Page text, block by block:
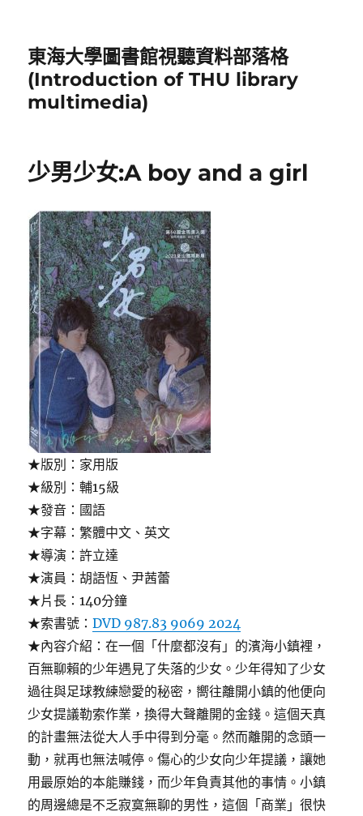
東海大學圖書館視聽資料部落格
(Introduction of THU library
multimedia)
少男少女:A boy and a girl
★版別：家用版
★級別：輔15級
★發音：國語
★字幕：繁體中文、英文
★導演：許立達
★演員：胡語恆、尹茜蕾
★片長：140分鐘
★索書號：DVD 987.83 9069 2024
★內容介紹：在一個「什麼都沒有」的濱海小鎮裡，
百無聊賴的少年遇見了失落的少女。少年得知了少女
過往與足球教練戀愛的秘密，嚮往離開小鎮的他便向
少女提議勒索作業，換得大聲離開的金錢。這個天真
的計畫無法從大人手中得到分毫。然而離開的念頭一
動，就再也無法喊停。傷心的少女向少年提議，讓她
用最原始的本能賺錢，而少年負責其他的事情。小鎮
的周邊總是不乏寂寞無聊的男性，這個「商業」很快